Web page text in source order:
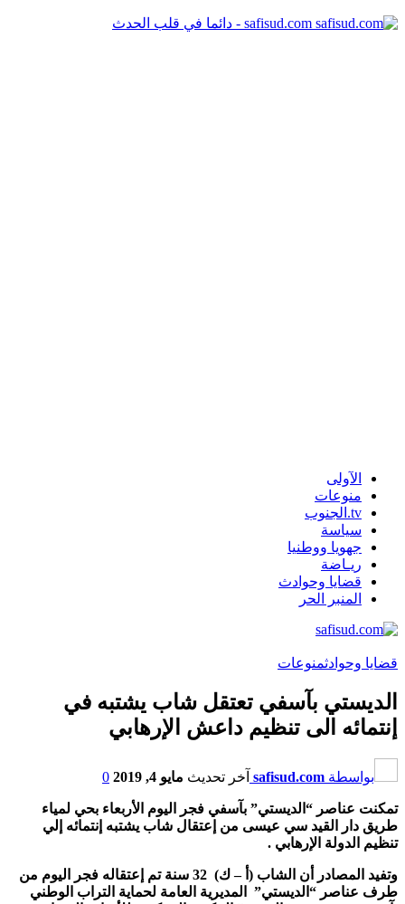
safisud.com - دائما في قلب الحدث
الآولى
منوعات
tv.الجنوب
سياسة
جهويا ووطنيا
ريـاضة
قضايا وحوادث
المنبر الحر
قضايا وحوادثمنوعات
الديستي بآسفي تعتقل شاب يشتبه في
إنتمائه الى تنظيم داعش الإرهابي
بواسطة safisud.com آخر تحديث مايو 4, 2019 0
تمكنت عناصر “الديستي” بآسفي فجر اليوم الأربعاء بحي لمياء
طريق دار القيد سي عيسى من إعتقال شاب يشتبه إنتمائه إلي
تنظيم الدولة الإرهابي .
وتفيد المصادر أن الشاب (أ – ك) 32 سنة تم إعتقاله فجر اليوم من
طرف عناصر “الديستي” المديرية العامة لحماية التراب الوطني